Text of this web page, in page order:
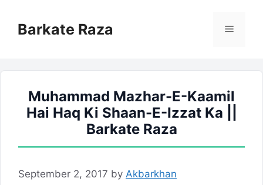
contentBarkate Raza Menu
Muhammad Mazhar-E-Kaamil
Hai Haq Ki Shaan-E-Izzat Ka ||
Barkate Raza
September 2, 2017 by Akbarkhan